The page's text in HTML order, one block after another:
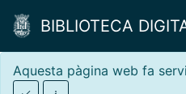
BIBLIOTECA
Aquesta pàgina web fa